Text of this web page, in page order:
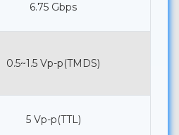
6.75 Gbps
0.5~1.5 Vp-p(TMDS)
5 Vp-p(TTL)